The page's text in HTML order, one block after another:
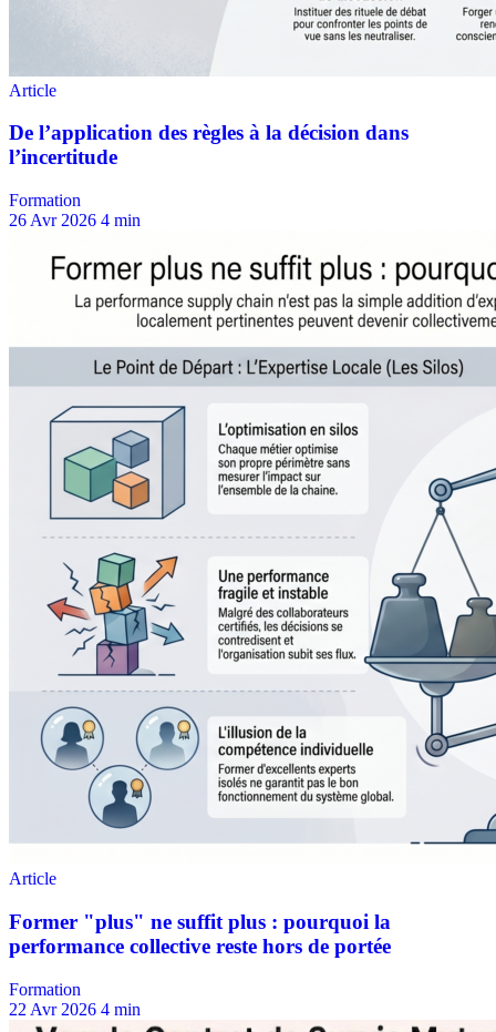
Formation
26 Avr 2026 4 min
Formation
22 Avr 2026 4 min